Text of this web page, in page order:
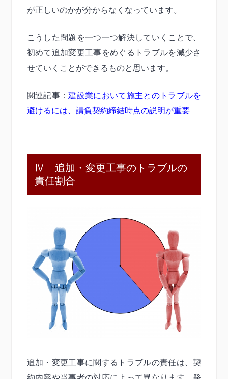
が正しいのかが分からなくなっています。
こうした問題を一つ一つ解決していくことで、
初めて追加変更工事をめぐるトラブルを減少さ
せていくことができるものと思います。
関連記事：建設業において施主とのトラブルを
避けるには、請負契約締結時点の説明が重要
Ⅳ 追加・変更工事のトラブルの
責任割合
追加・変更工事に関するトラブルの責任は、契